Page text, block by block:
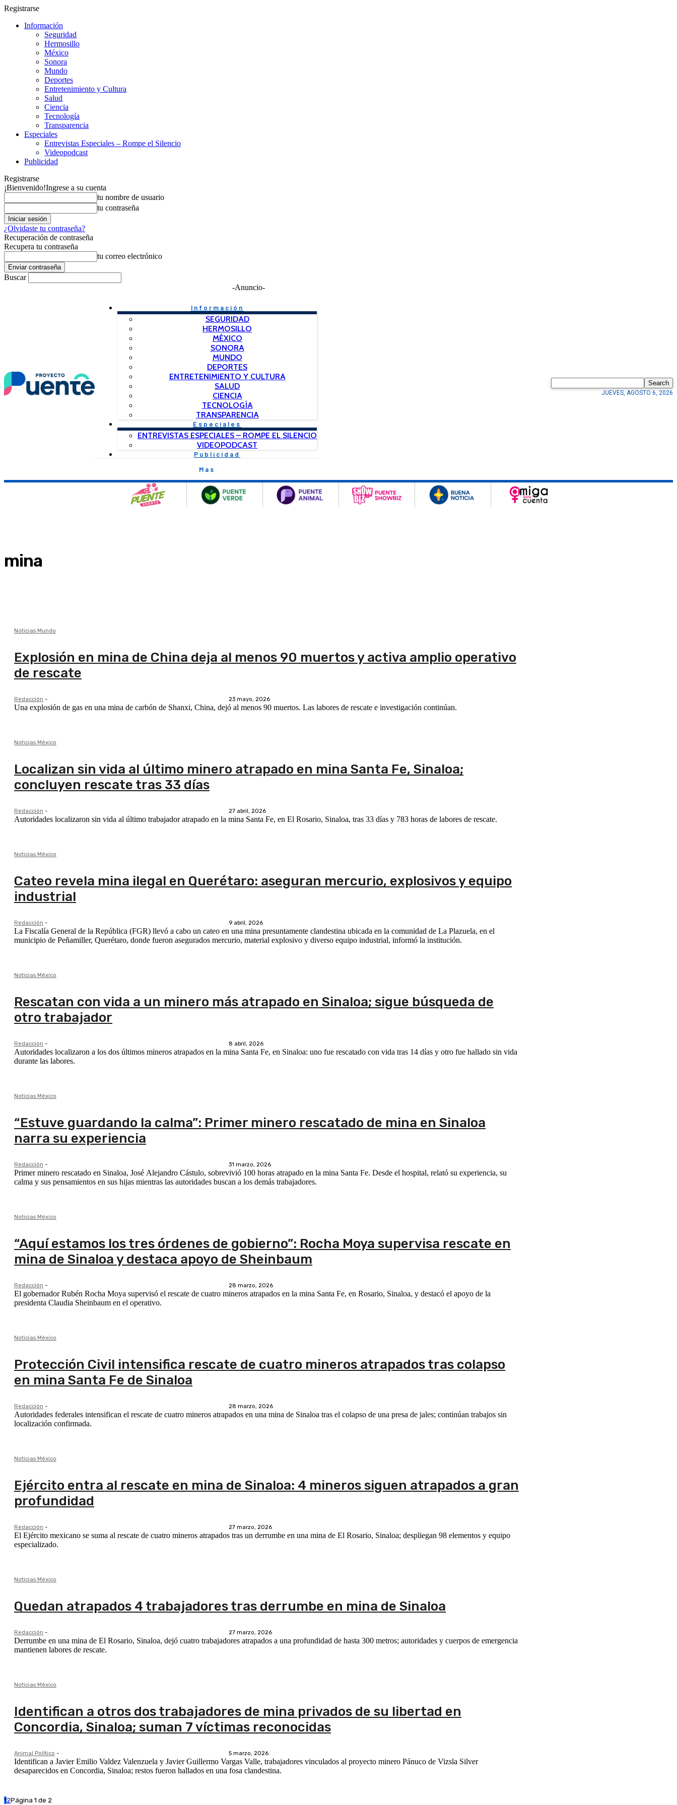
Registrarse
Información
Seguridad
Hermosillo
México
Sonora
Mundo
Deportes
Entretenimiento y Cultura
Salud
Ciencia
Tecnología
Transparencia
Especiales
Entrevistas Especiales – Rompe el Silencio
Videopodcast
Publicidad
Registrarse
¡Bienvenido!Ingrese a su cuenta
tu nombre de usuario
tu contraseña
¿Olvidaste tu contraseña?
Recuperación de contraseña
Recupera tu contraseña
tu correo electrónico
Buscar
-Anuncio-
Información
SEGURIDAD
HERMOSILLO
MÉXICO
SONORA
MUNDO
DEPORTES
ENTRETENIMIENTO Y CULTURA
SALUD
CIENCIA
TECNOLOGÍA
TRANSPARENCIA
Especiales
ENTREVISTAS ESPECIALES – ROMPE EL SILENCIO
VIDEOPODCAST
Publicidad
Mas
Search
JUEVES, AGOSTO 6, 2026
mina
Noticias Mundo
Explosión en mina de China deja al menos 90 muertos y activa amplio operativo
de rescate
Redacción - 23 mayo, 2026
Una explosión de gas en una mina de carbón de Shanxi, China, dejó al menos 90 muertos. Las labores de rescate e investigación continúan.
Noticias México
Localizan sin vida al último minero atrapado en mina Santa Fe, Sinaloa;
concluyen rescate tras 33 días
Redacción - 27 abril, 2026
Autoridades localizaron sin vida al último trabajador atrapado en la mina Santa Fe, en El Rosario, Sinaloa, tras 33 días y 783 horas de labores de rescate.
Noticias México
Cateo revela mina ilegal en Querétaro: aseguran mercurio, explosivos y equipo
industrial
Redacción - 9 abril, 2026
La Fiscalía General de la República (FGR) llevó a cabo un cateo en una mina presuntamente clandestina ubicada en la comunidad de La Plazuela, en el
municipio de Peñamiller, Querétaro, donde fueron asegurados mercurio, material explosivo y diverso equipo industrial, informó la institución.
Noticias México
Rescatan con vida a un minero más atrapado en Sinaloa; sigue búsqueda de
otro trabajador
Redacción - 8 abril, 2026
Autoridades localizaron a los dos últimos mineros atrapados en la mina Santa Fe, en Sinaloa: uno fue rescatado con vida tras 14 días y otro fue hallado sin vida
durante las labores.
Noticias México
“Estuve guardando la calma”: Primer minero rescatado de mina en Sinaloa
narra su experiencia
Redacción - 31 marzo, 2026
Primer minero rescatado en Sinaloa, José Alejandro Cástulo, sobrevivió 100 horas atrapado en la mina Santa Fe. Desde el hospital, relató su experiencia, su
calma y sus pensamientos en sus hijas mientras las autoridades buscan a los demás trabajadores.
Noticias México
“Aquí estamos los tres órdenes de gobierno”: Rocha Moya supervisa rescate en
mina de Sinaloa y destaca apoyo de Sheinbaum
Redacción - 28 marzo, 2026
El gobernador Rubén Rocha Moya supervisó el rescate de cuatro mineros atrapados en la mina Santa Fe, en Rosario, Sinaloa, y destacó el apoyo de la
presidenta Claudia Sheinbaum en el operativo.
Noticias México
Protección Civil intensifica rescate de cuatro mineros atrapados tras colapso
en mina Santa Fe de Sinaloa
Redacción - 28 marzo, 2026
Autoridades federales intensifican el rescate de cuatro mineros atrapados en una mina de Sinaloa tras el colapso de una presa de jales; continúan trabajos sin
localización confirmada.
Noticias México
Ejército entra al rescate en mina de Sinaloa: 4 mineros siguen atrapados a gran
profundidad
Redacción - 27 marzo, 2026
El Ejército mexicano se suma al rescate de cuatro mineros atrapados tras un derrumbe en una mina de El Rosario, Sinaloa; despliegan 98 elementos y equipo
especializado.
Noticias México
Quedan atrapados 4 trabajadores tras derrumbe en mina de Sinaloa
Redacción - 27 marzo, 2026
Derrumbe en una mina de El Rosario, Sinaloa, dejó cuatro trabajadores atrapados a una profundidad de hasta 300 metros; autoridades y cuerpos de emergencia
mantienen labores de rescate.
Noticias México
Identifican a otros dos trabajadores de mina privados de su libertad en
Concordia, Sinaloa; suman 7 víctimas reconocidas
Animal Político - 5 marzo, 2026
Identifican a Javier Emilio Valdez Valenzuela y Javier Guillermo Vargas Valle, trabajadores vinculados al proyecto minero Pánuco de Vizsla Silver
desaparecidos en Concordia, Sinaloa; restos fueron hallados en una fosa clandestina.
12Página 1 de 2